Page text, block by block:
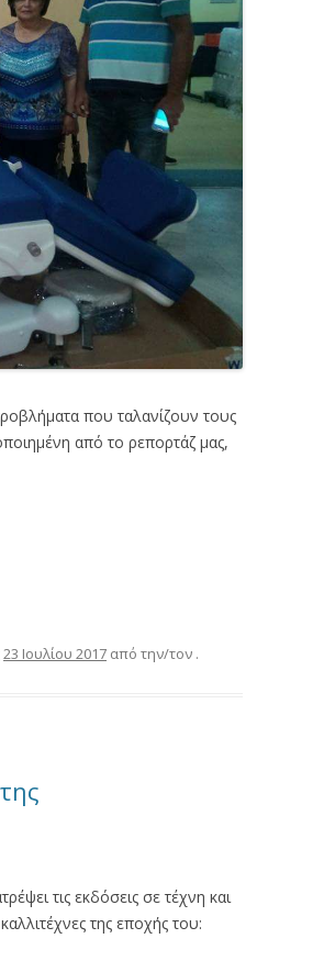
που ταλανίζουν τους
από το ρεπορτάζ μας,
23 Ιουλίου 2017 από την/τον .
τις εκδόσεις σε τέχνη και
της εποχής του: